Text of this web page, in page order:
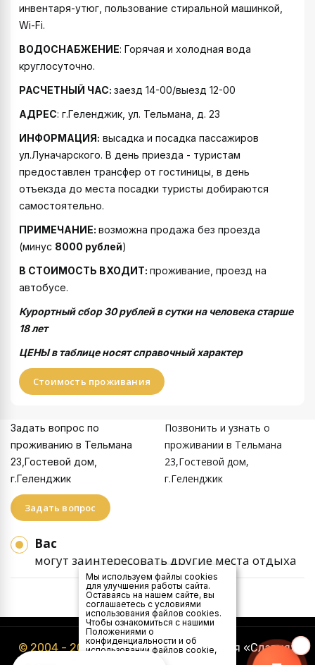
инвентаря-утюг, пользование стиральной машинкой,
Wi-Fi.
ВОДОСНАБЖЕНИЕ: Горячая и холодная вода
круглосуточно.
РАСЧЕТНЫЙ ЧАС: заезд 14-00/выезд 12-00
АДРЕС: г.Геленджик, ул. Тельмана, д. 23
ИНФОРМАЦИЯ: высадка и посадка пассажиров
ул.Луначарского. В день приезда - туристам
предоставлен трансфер от гостиницы, в день
отъекзда до места посадки туристы добираются
самостоятельно.
ПРИМЕЧАНИЕ: возможна продажа без проезда
(минус 8000 рублей)
В СТОИМОСТЬ ВХОДИТ: проживание, проезд на
автобусе.
Курортный сбор 30 рублей в сутки на человека старше
18 лет
ЦЕНЫ в таблице носят справочный характер
Стоимость проживания
Задать вопрос по
проживанию в Тельмана
23,Гостевой дом,
г.Геленджик
Задать вопрос
Позвонить и узнать о
проживании в Тельмана
23,Гостевой дом,
г.Геленджик
Вас
могут заинтересовать другие места отдыха
© 2004 - 2026 Туристическая компания «Славия»
Мы используем файлы cookies
для улучшения работы сайта.
Оставаясь на нашем сайте, вы
соглашаетесь с условиями
использования файлов cookies.
Чтобы ознакомиться с нашими
Положениями о
конфиденциальности и об
использовании файлов cookie,